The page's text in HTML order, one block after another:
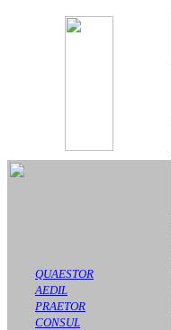
QUAESTOR
AEDIL
PRAETOR
CONSUL